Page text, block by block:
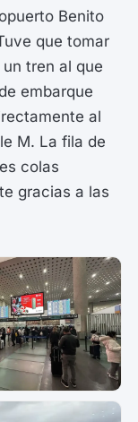
Benito
que tomar
tren al que
embarque
al
M. La fila de
colas
gracias a las